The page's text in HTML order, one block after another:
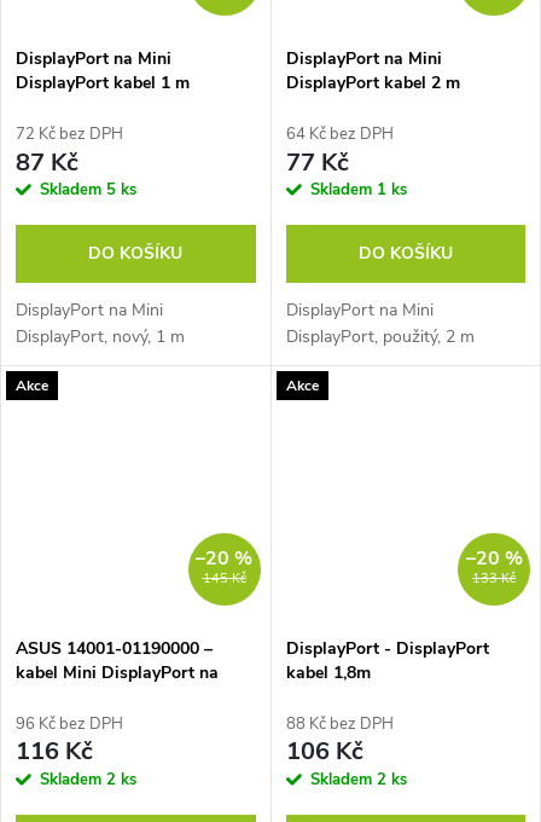
DisplayPort na Mini
DisplayPort kabel 1 m
72 Kč bez DPH
87 Kč
Skladem 5 ks
DO KOŠÍKU
DisplayPort na Mini
DisplayPort, nový, 1 m
DisplayPort na Mini
DisplayPort kabel 2 m
64 Kč bez DPH
77 Kč
Skladem 1 ks
DO KOŠÍKU
DisplayPort na Mini
DisplayPort, použitý, 2 m
Akce
145 Kč
–20 %
ASUS 14001-01190000 –
kabel Mini DisplayPort na
96 Kč bez DPH
116 Kč
Skladem 2 ks
Akce
133 Kč
–20 %
DisplayPort - DisplayPort
kabel 1,8m
88 Kč bez DPH
106 Kč
Skladem 2 ks